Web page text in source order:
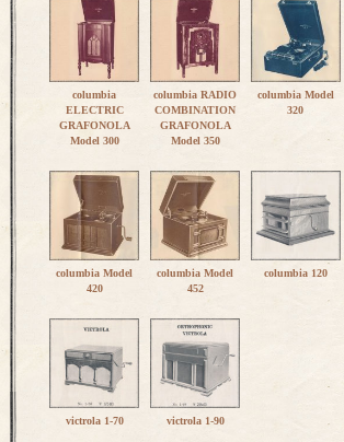
columbia
ELECTRIC
GRAFONOLA
Model 300
columbia RADIO
COMBINATION
GRAFONOLA
Model 350
columbia Model
320
columbia Model
420
columbia Model
452
columbia 120
victrola 1-70 victrola 1-90